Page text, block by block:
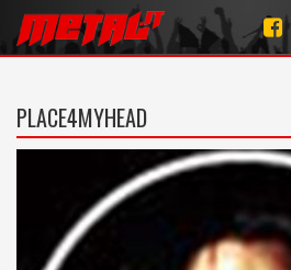
PLACE4MYHEAD